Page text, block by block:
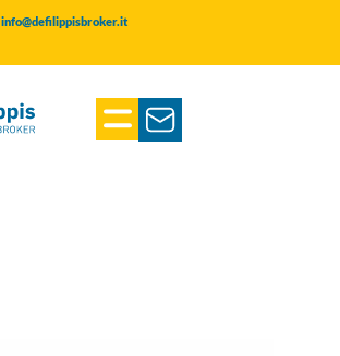
info@defilippisbroker.it